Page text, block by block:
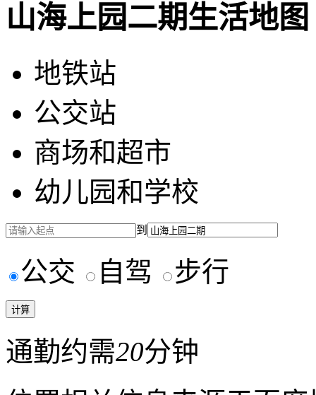
山海上园二期生活地图
地铁站
公交站
商场和超市
幼儿园和学校
到
公交 自驾 步行
通勤约需20分钟